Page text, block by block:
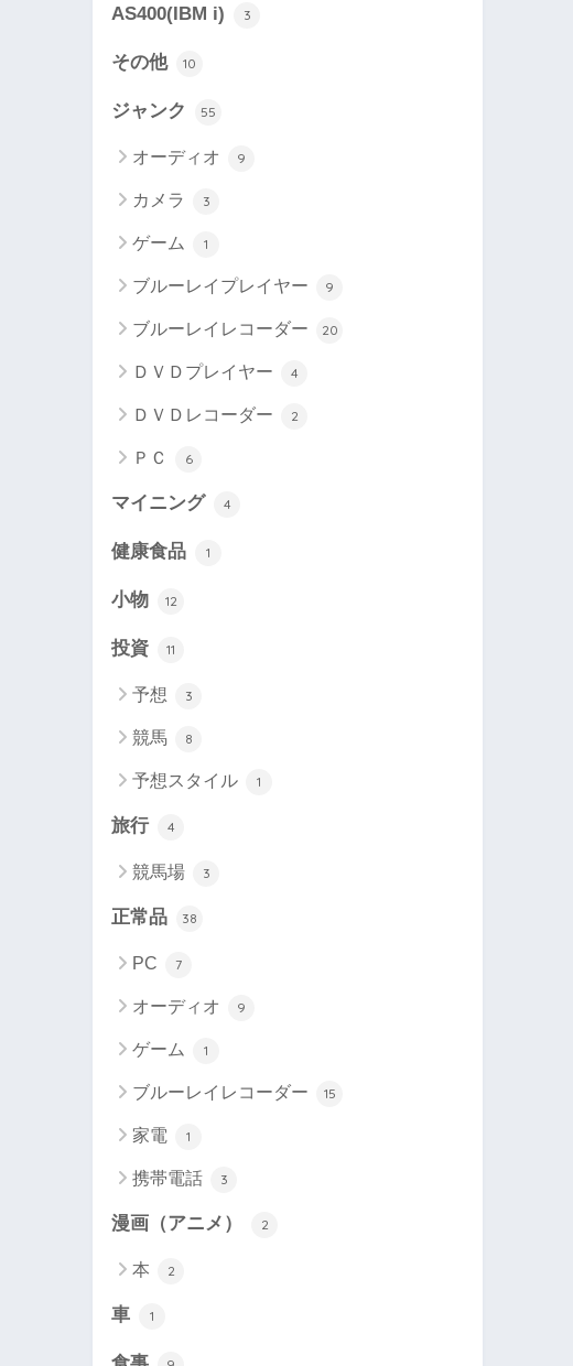
AS400(IBM i) 3
その他 10
ジャンク 55
オーディオ 9
カメラ 3
ゲーム 1
ブルーレイプレイヤー 9
ブルーレイレコーダー 20
ＤＶＤプレイヤー 4
ＤＶＤレコーダー 2
ＰＣ 6
マイニング 4
健康食品 1
小物 12
投資 11
予想 3
競馬 8
予想スタイル 1
旅行 4
競馬場 3
正常品 38
PC 7
オーディオ 9
ゲーム 1
ブルーレイレコーダー 15
家電 1
携帯電話 3
漫画（アニメ） 2
本 2
車 1